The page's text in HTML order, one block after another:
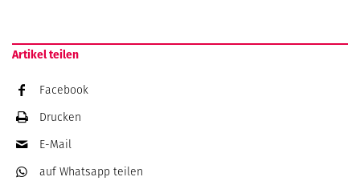
Artikel teilen
Facebook
Drucken
E-Mail
auf Whatsapp teilen